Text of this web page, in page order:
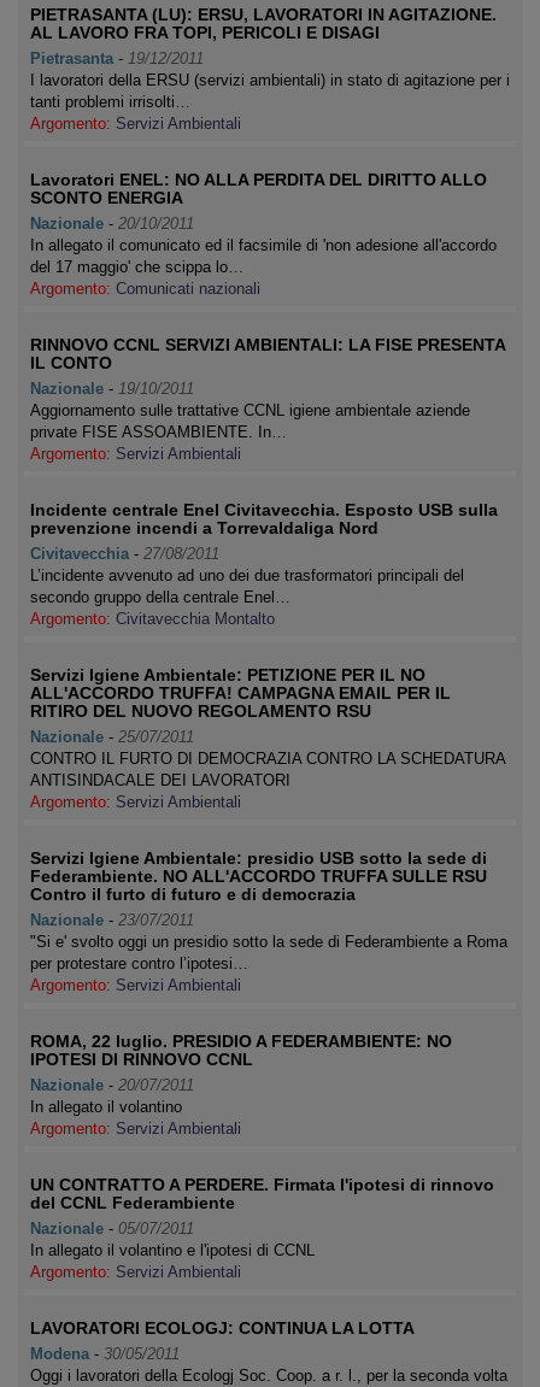
PIETRASANTA (LU): ERSU, LAVORATORI IN AGITAZIONE.
AL LAVORO FRA TOPI, PERICOLI E DISAGI
Pietrasanta - 19/12/2011
I lavoratori della ERSU (servizi ambientali) in stato di agitazione per i
tanti problemi irrisolti…
Argomento: Servizi Ambientali
Lavoratori ENEL: NO ALLA PERDITA DEL DIRITTO ALLO
SCONTO ENERGIA
Nazionale - 20/10/2011
In allegato il comunicato ed il facsimile di 'non adesione all'accordo
del 17 maggio' che scippa lo…
Argomento: Comunicati nazionali
RINNOVO CCNL SERVIZI AMBIENTALI: LA FISE PRESENTA
IL CONTO
Nazionale - 19/10/2011
Aggiornamento sulle trattative CCNL igiene ambientale aziende
private FISE ASSOAMBIENTE. In…
Argomento: Servizi Ambientali
Incidente centrale Enel Civitavecchia. Esposto USB sulla
prevenzione incendi a Torrevaldaliga Nord
Civitavecchia - 27/08/2011
L’incidente avvenuto ad uno dei due trasformatori principali del
secondo gruppo della centrale Enel…
Argomento: Civitavecchia Montalto
Servizi Igiene Ambientale: PETIZIONE PER IL NO
ALL'ACCORDO TRUFFA! CAMPAGNA EMAIL PER IL
RITIRO DEL NUOVO REGOLAMENTO RSU
Nazionale - 25/07/2011
CONTRO IL FURTO DI DEMOCRAZIA CONTRO LA SCHEDATURA
ANTISINDACALE DEI LAVORATORI
Argomento: Servizi Ambientali
Servizi Igiene Ambientale: presidio USB sotto la sede di
Federambiente. NO ALL'ACCORDO TRUFFA SULLE RSU
Contro il furto di futuro e di democrazia
Nazionale - 23/07/2011
"Si e' svolto oggi un presidio sotto la sede di Federambiente a Roma
per protestare contro l’ipotesi…
Argomento: Servizi Ambientali
ROMA, 22 luglio. PRESIDIO A FEDERAMBIENTE: NO
IPOTESI DI RINNOVO CCNL
Nazionale - 20/07/2011
In allegato il volantino
Argomento: Servizi Ambientali
UN CONTRATTO A PERDERE. Firmata l'ipotesi di rinnovo
del CCNL Federambiente
Nazionale - 05/07/2011
In allegato il volantino e l'ipotesi di CCNL
Argomento: Servizi Ambientali
LAVORATORI ECOLOGJ: CONTINUA LA LOTTA
Modena - 30/05/2011
Oggi i lavoratori della Ecologj Soc. Coop. a r. l., per la seconda volta